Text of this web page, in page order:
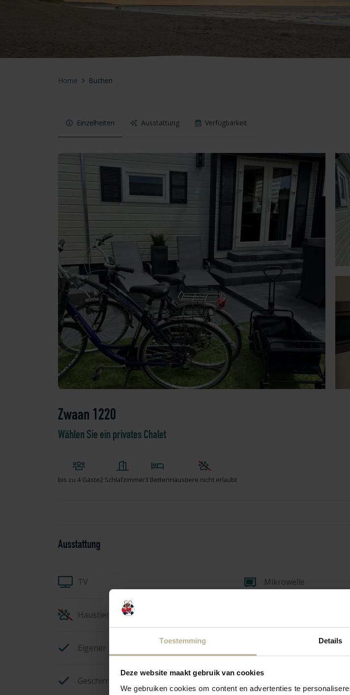
Toestemming Details
Deze website maakt gebruik van cookies
We gebruiken cookies om content en advertenties te
Home Buchen
Einzelheiten Ausstattung Verfügbarkeit
Zwaan 1220
Wählen Sie ein privates Chalet
bis zu 4 Gäste2 Schlafzimmer3 BettenHaustiere nicht erlaubt
Ausstattung
TV
Haustiere nicht erlaubt
Eigener Parkplatz
Geschirrspüler
Mikrowelle